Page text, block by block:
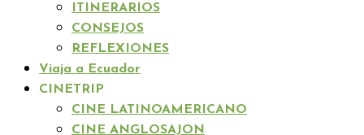
ITINERARIOS
CONSEJOS
REFLEXIONES
Viaja a Ecuador
CINETRIP
CINE LATINOAMERICANO
CINE ANGLOSAJON